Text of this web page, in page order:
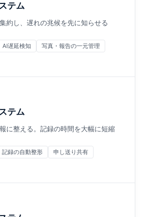
テム
約し、遅れの兆候を先に知らせる
AI遅延検知
写真・報告の一元管理
テム
に整える。記録の時間を大幅に短縮
記録の自動整形
申し送り共有